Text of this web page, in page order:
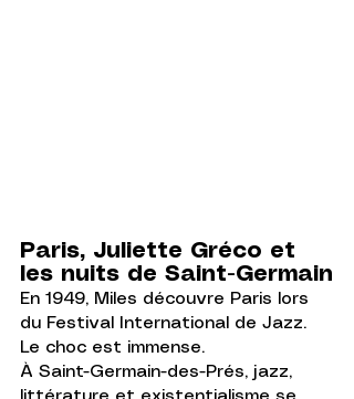
Paris, Juliette Gréco et
les nuits de Saint-Germain
En 1949, Miles découvre Paris lors
du Festival International de Jazz.
Le choc est immense.
À Saint-Germain-des-Prés, jazz,